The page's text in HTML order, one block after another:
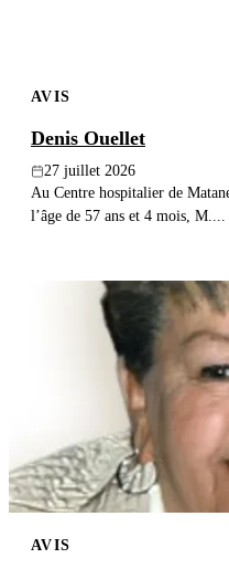
AVIS
Denis Ouellet
27 juillet 2026
Au Centre hospitalier de
l’âge de 57 ans et 4 mois, M....
AVIS